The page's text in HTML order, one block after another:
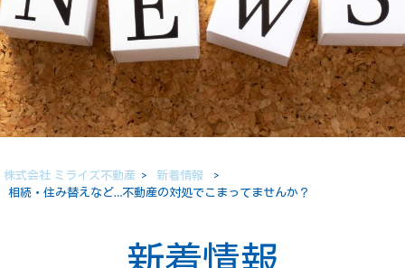
株式会社 ミライズ不動産 > 新着情報
>
相続・住み替えなど…不動産の対処でこまってませんか？